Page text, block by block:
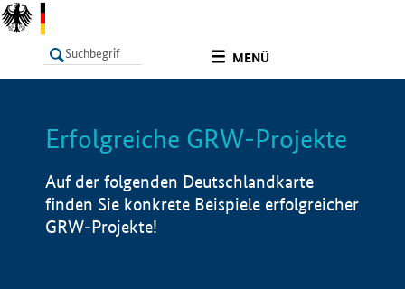
MENÜ
LISTE Info
Erfolgreiche GRW-Projekte
Auf der folgenden Deutschlandkarte
finden Sie konkrete Beispiele erfolgreicher
GRW-Projekte!